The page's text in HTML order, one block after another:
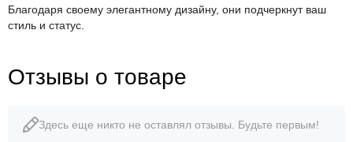
Благодаря своему элегантному дизайну, они подчеркнут ваш
стиль и статус.
Отзывы о товаре
Здесь еще никто не оставлял отзывы. Будьте первым!